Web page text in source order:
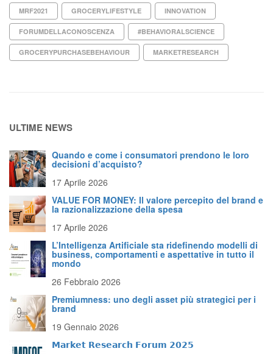
MRF2021 GROCERYLIFESTYLE INNOVATION
FORUMDELLACONOSCENZA #BEHAVIORALSCIENCE
GROCERYPURCHASEBEHAVIOUR MARKETRESEARCH
ULTIME NEWS
Quando e come i consumatori prendono le loro
decisioni d’acquisto?
17 Aprile 2026
VALUE FOR MONEY: Il valore percepito del brand e
la razionalizzazione della spesa
17 Aprile 2026
L’Intelligenza Artificiale sta ridefinendo modelli di
business, comportamenti e aspettative in tutto il
mondo
26 Febbraio 2026
Premiumness: uno degli asset più strategici per i
brand
19 Gennaio 2026
𝗠𝗮𝗿𝗸𝗲𝘁 𝗥𝗲𝘀𝗲𝗮𝗿𝗰𝗵 𝗙𝗼𝗿𝘂𝗺 𝟮𝟬𝟮𝟱